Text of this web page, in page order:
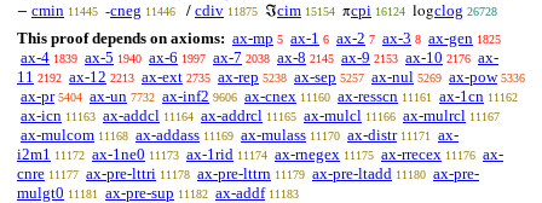
− cmin 11445 -cneg 11446 / cdiv 11875 ℑcim 15154 πcpi 16124 logclog 26728
This proof depends on axioms: ax-mp 5 ax-1 6 ax-2 7 ax-3 8 ax-gen 1825
ax-4 1839 ax-5 1940 ax-6 1997 ax-7 2038 ax-8 2145 ax-9 2153 ax-10 2176 ax-
11 2192 ax-12 2213 ax-ext 2735 ax-rep 5238 ax-sep 5257 ax-nul 5269 ax-pow 5336
ax-pr 5404 ax-un 7732 ax-inf2 9606 ax-cnex 11160 ax-resscn 11161 ax-1cn 11162
ax-icn 11163 ax-addcl 11164 ax-addrcl 11165 ax-mulcl 11166 ax-mulrcl 11167
ax-mulcom 11168 ax-addass 11169 ax-mulass 11170 ax-distr 11171
ax-
i2m1 11172 ax-1ne0 11173 ax-1rid 11174 ax-rnegex 11175 ax-rrecex 11176 ax-
cnre 11177 ax-pre-lttri 11178 ax-pre-lttrn 11179 ax-pre-ltadd 11180 ax-pre-
mulgt0 11181 ax-pre-sup 11182 ax-addf 11183